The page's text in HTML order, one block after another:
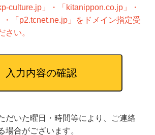
culture.jp」・「kitanippon.co.jp」・
・「p2.tcnet.ne.jp」をドメイン指定受
さい。
だいた曜日・時間等により、ご連絡
場合がございます。